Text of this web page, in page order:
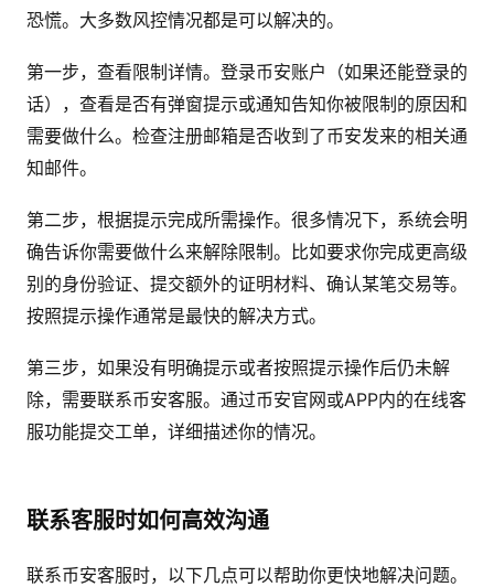
恐慌。大多数风控情况都是可以解决的。
第一步，查看限制详情。登录币安账户（如果还能登录的
话），查看是否有弹窗提示或通知告知你被限制的原因和
需要做什么。检查注册邮箱是否收到了币安发来的相关通
知邮件。
第二步，根据提示完成所需操作。很多情况下，系统会明
确告诉你需要做什么来解除限制。比如要求你完成更高级
别的身份验证、提交额外的证明材料、确认某笔交易等。
按照提示操作通常是最快的解决方式。
第三步，如果没有明确提示或者按照提示操作后仍未解
除，需要联系币安客服。通过币安官网或APP内的在线客
服功能提交工单，详细描述你的情况。
联系客服时如何高效沟通
联系币安客服时，以下几点可以帮助你更快地解决问题。